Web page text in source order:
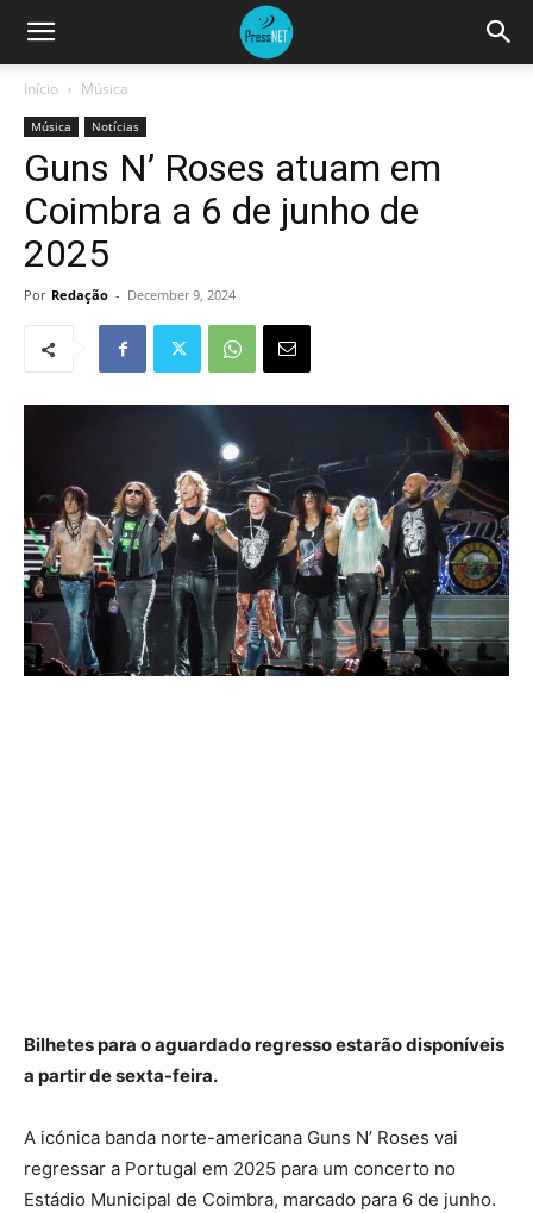
Início Música
Música Notícias
Guns N’ Roses atuam em
Coimbra a 6 de junho de
2025
Por Redação - December 9, 2024
Bilhetes para o aguardado regresso estarão disponíveis
a partir de sexta-feira.
A icónica banda norte-americana Guns N’ Roses vai
regressar a Portugal em 2025 para um concerto no
Estádio Municipal de Coimbra, marcado para 6 de junho.